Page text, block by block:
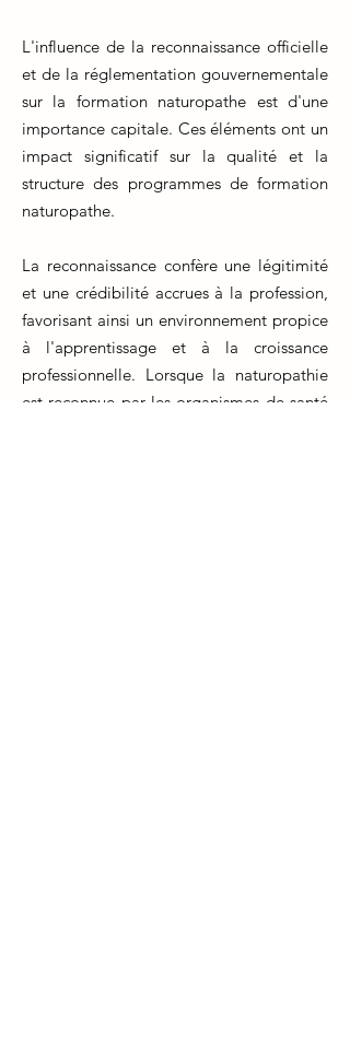
L'influence de la reconnaissance officielle
et de la réglementation gouvernementale
sur la formation naturopathe est d'une
importance capitale. Ces éléments ont un
impact significatif sur la qualité et la
structure des programmes de formation
naturopathe.
La reconnaissance confère une légitimité
et une crédibilité accrues à la profession,
favorisant ainsi un environnement propice
à l'apprentissage et à la croissance
professionnelle. Lorsque la naturopathie
est reconnue par les organismes de santé